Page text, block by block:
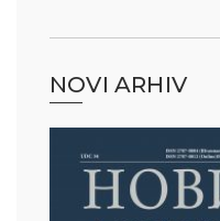
NOVI ARHIV